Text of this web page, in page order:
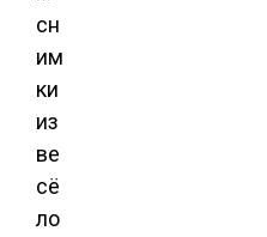
сн
им
ки
из
ве
сё
ло